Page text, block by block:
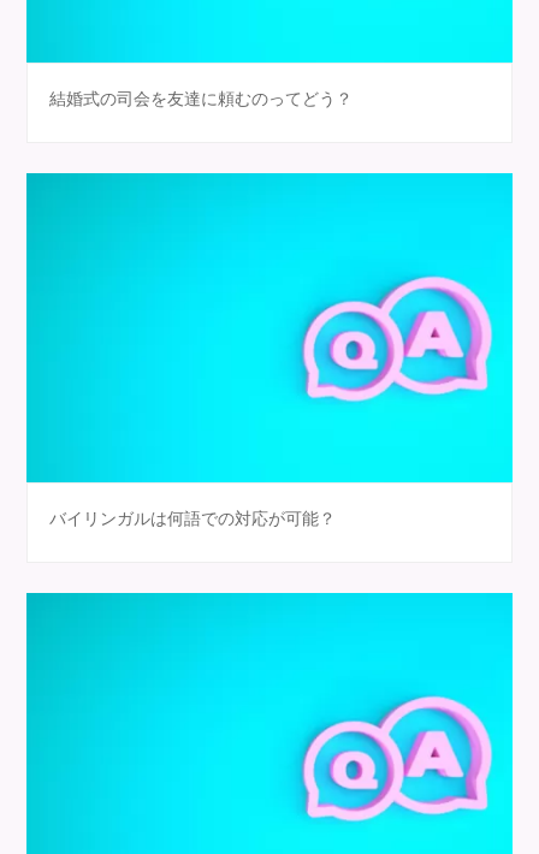
結婚式の司会を友達に頼むのってどう？
バイリンガルは何語での対応が可能？